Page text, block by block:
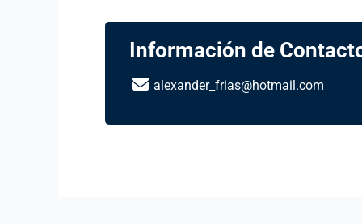
Información de
alexander_frias@hotmail.com